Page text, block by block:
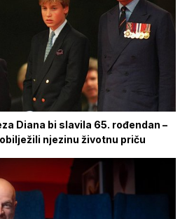
Diana bi slavila 65. rođendan –
njezinu životnu priču